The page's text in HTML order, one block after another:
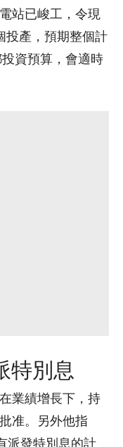
站已峻工，令現
投產，預期整個計
資預算，會適時
特別息
業績增長下，持
准。另外他指
派發特別息的計